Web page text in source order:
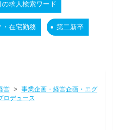
の求人検索ワード
・在宅勤務 第二新卒
営> 事業企画・経営企画・エグ
ロデュース